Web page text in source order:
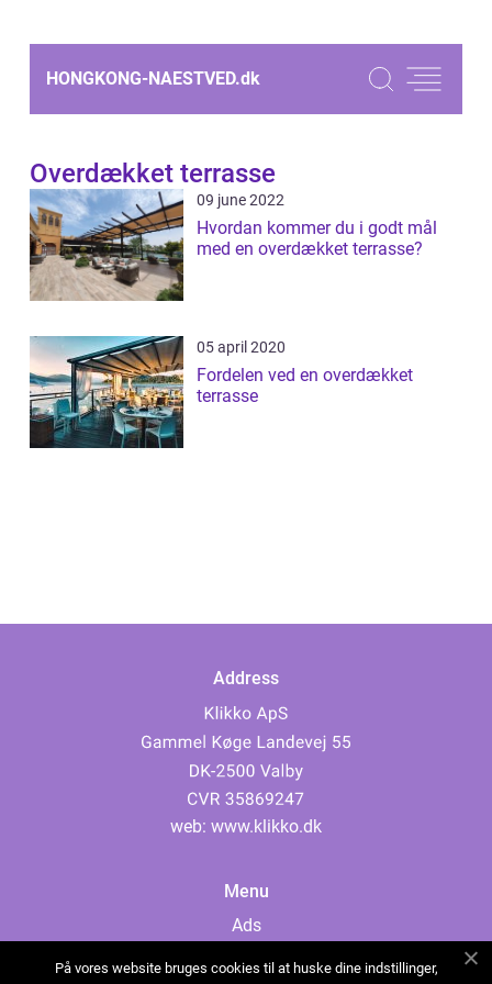
HONGKONG-NAESTVED.dk
Overdækket terrasse
09 june 2022
Hvordan kommer du i godt mål
med en overdækket terrasse?
05 april 2020
Fordelen ved en overdækket
terrasse
Address
web: www.klikko.dk
Menu
Ads
På vores website bruges cookies til at huske dine indstillinger,